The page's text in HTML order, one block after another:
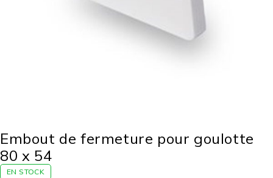
Embout de fermeture pour goulotte
80 x 54
EN STOCK